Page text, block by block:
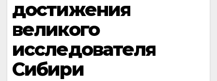
достижения
великого
исследователя
Сибири